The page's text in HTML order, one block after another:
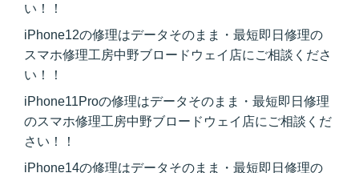
い！！
iPhone12の修理はデータそのまま・最短即日修理の
スマホ修理工房中野ブロードウェイ店にご相談くださ
い！！
iPhone11Proの修理はデータそのまま・最短即日修理
のスマホ修理工房中野ブロードウェイ店にご相談くだ
さい！！
iPhone14の修理はデータそのまま・最短即日修理の